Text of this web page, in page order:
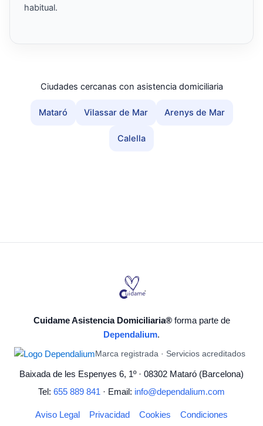
habitual.
Ciudades cercanas con asistencia domiciliaria
Mataró Vilassar de Mar Arenys de Mar
Calella
Cuidame Asistencia Domiciliaria®forma parte de
Dependalium.
Marca registrada · Servicios acreditados
Baixada de les Espenyes 6, 1º · 08302 Mataró (Barcelona)
Tel: 655 889 841 · Email: info@dependalium.com
Aviso Legal Privacidad Cookies Condiciones